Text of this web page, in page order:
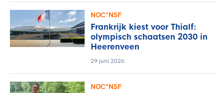
NOC*NSF
Frankrijk kiest voor Thialf:
olympisch schaatsen 2030 in
Heerenveen
29 juni 2026
NOC*NSF